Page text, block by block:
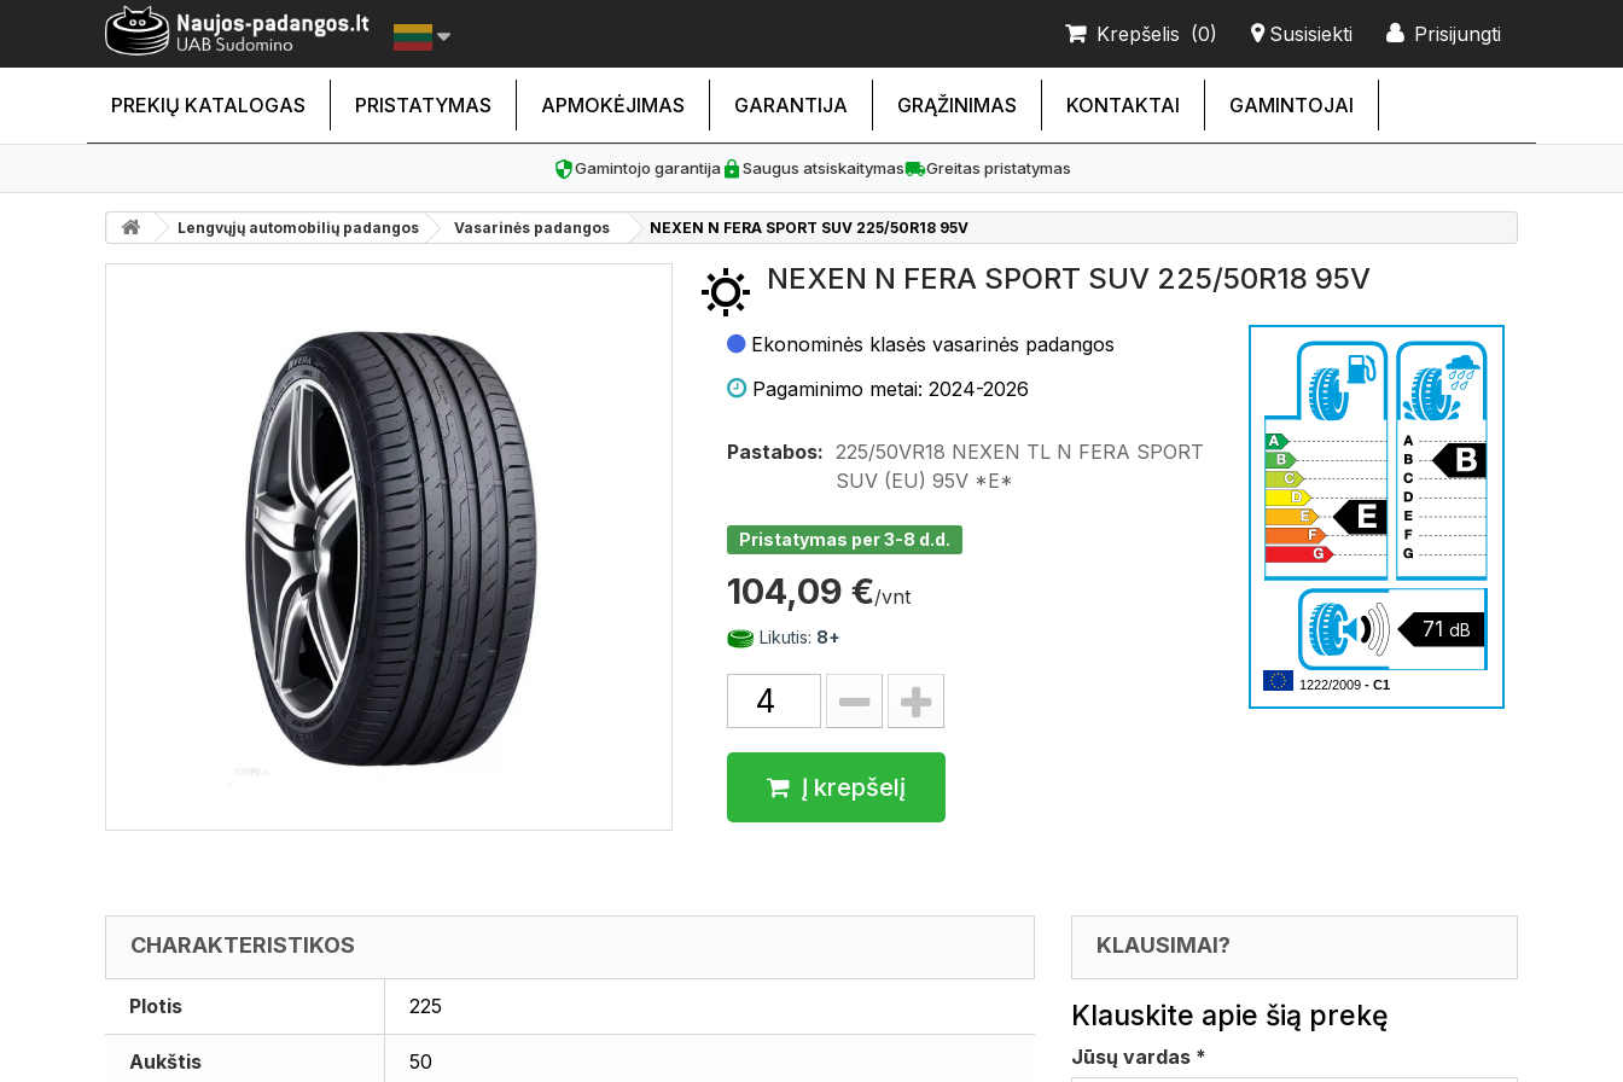
Prisijungti
Susisiekti
Krepšelis (0)
PREKIŲ KATALOGAS PRISTATYMAS APMOKĖJIMAS GARANTIJA GRĄŽINIMAS KONTAKTAI GAMINTOJAI
Gamintojo garantija Saugus atsiskaitymas Greitas pristatymas
Lengvųjų automobilių padangos Vasarinės padangos NEXEN N FERA SPORT SUV 225/50R18 95V
NEXEN N FERA SPORT SUV 225/50R18 95V
Ekonominės klasės vasarinės padangos
Pagaminimo metai: 2024-2026
Pastabos: 225/50VR18 NEXEN TL N FERA SPORT
SUV (EU) 95V *E*
Pristatymas per 3-8 d.d.
104,09 €/vnt
Likutis: 8+
Į krepšelį
71 dB
1222/2009 - C1
CHARAKTERISTIKOS
Plotis 225
Aukštis 50
KLAUSIMAI?
Klauskite apie šią prekę
Jūsų vardas *